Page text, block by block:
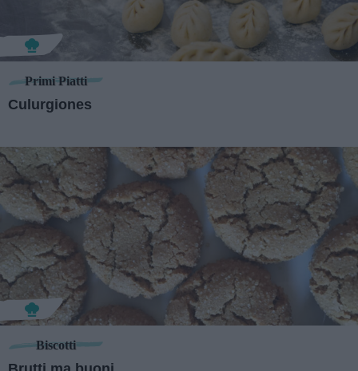
Primi Piatti
Culurgiones
Biscotti